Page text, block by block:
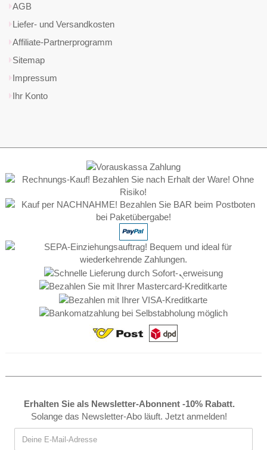
AGB
Liefer- und Versandkosten
Affiliate-Partnerprogramm
Sitemap
Impressum
Ihr Konto
Erhalten Sie als Newsletter-Abonnent -10% Rabatt.
Solange das Newsletter-Abo läuft. Jetzt anmelden!